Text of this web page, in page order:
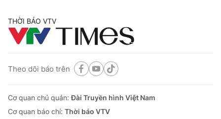
Emagazine Podcast
VTV Money VTV Thể thao
THỜI BÁO VTV
Theo dõi báo trên
Cơ quan chủ quản:Đài Truyền hình Việt Nam
Cơ quan báo chí: Thời báo VTV